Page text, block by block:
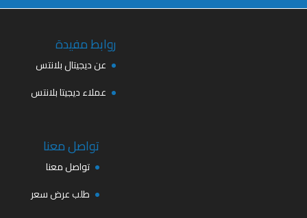
روابط مفيدة
عن ديجيتال بلانتس
عملاء ديجيتا بلانتس
تواصل معنا
تواصل معنا
طلب عرض سعر